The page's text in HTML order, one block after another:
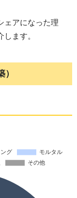
ェアになった理
ます。